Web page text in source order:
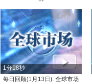
1分18秒
每日回顾(1月13日): 全球市场